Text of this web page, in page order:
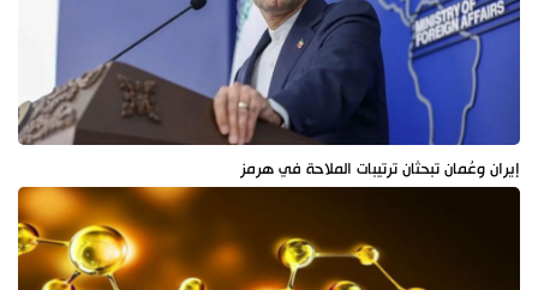
إيران وعُمان تبحثان ترتيبات الملاحة في هرمز